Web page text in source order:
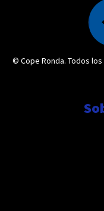
© Cope Ronda. Todos